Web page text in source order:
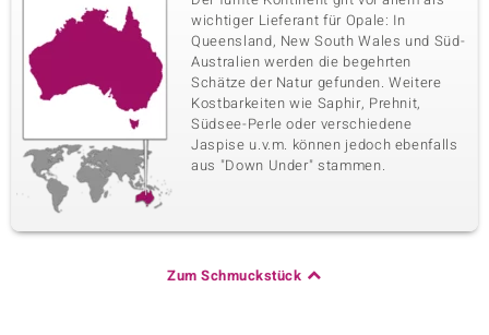
wichtiger Lieferant für Opale: In
Queensland, New South Wales und Süd-
Australien werden die begehrten
Schätze der Natur gefunden. Weitere
Kostbarkeiten wie Saphir, Prehnit,
Südsee-Perle oder verschiedene
Jaspise u.v.m. können jedoch ebenfalls
aus "Down Under" stammen.
Zum Schmuckstück